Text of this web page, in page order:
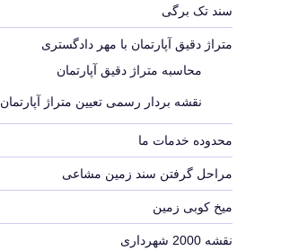
سند تک برگی
متراژ دقیق آپارتمان با مهر دادگستری
محاسبه متراژ دقیق آپارتمان
نقشه بردار رسمی تعیین متراژ آپارتمان
محدوده خدمات ما
مراحل گرفتن سند زمین مشاعی
میخ کوبی زمین
نقشه 2000 شهرداری